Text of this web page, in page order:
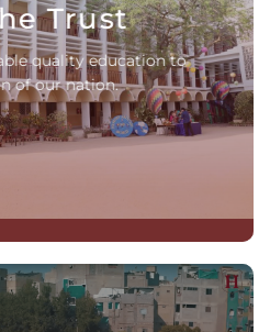
Trust
quality education to
of our nation.